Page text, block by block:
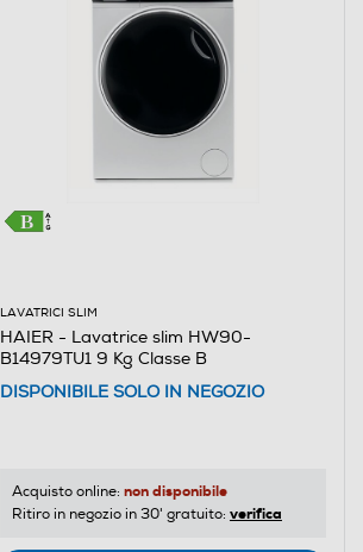
LAVATRICI SLIM
HAIER - Lavatrice slim HW90-
B14979TU1 9 Kg Classe B
DISPONIBILE SOLO IN NEGOZIO
Acquisto online: non disponibile
Ritiro in negozio in 30' gratuito: verifica